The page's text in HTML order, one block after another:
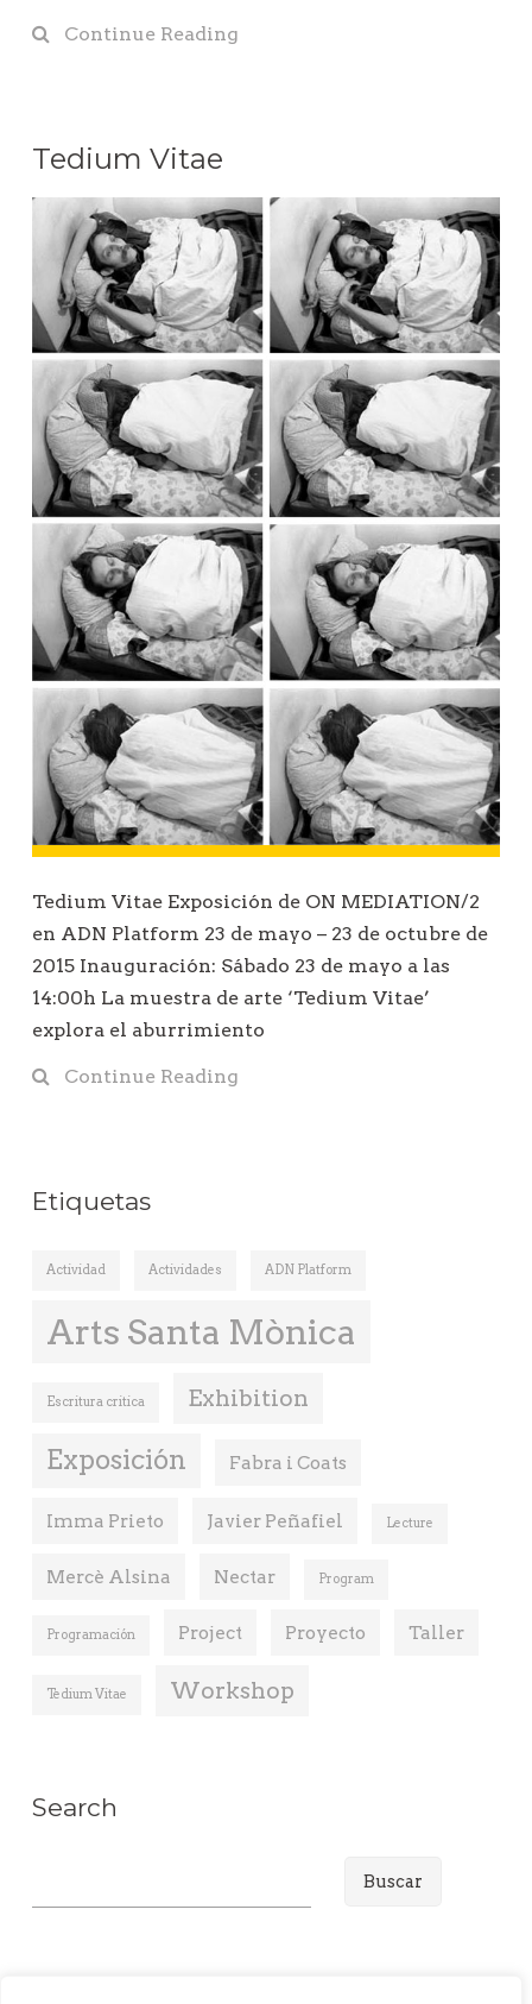
Continue Reading
Tedium Vitae
Tedium Vitae Exposición de ON MEDIATION/2
en ADN Platform 23 de mayo – 23 de octubre de
2015 Inauguración: Sábado 23 de mayo a las
14:00h La muestra de arte ‘Tedium Vitae’
explora el aburrimiento
Continue Reading
Etiquetas
Actividad Actividades ADN Platform
Arts Santa Mònica
Escritura critica Exhibition
Exposición Fabra i Coats
Imma Prieto Javier Peñafiel Lecture
Mercè Alsina Nectar Program
Programación Project Proyecto Taller
Tedium Vitae Workshop
Search
u